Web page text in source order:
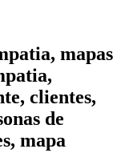
mapas
clientes,
de
mapa